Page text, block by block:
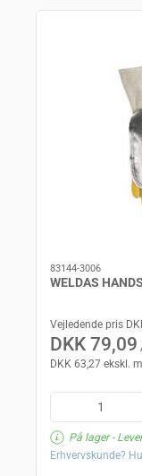
83144-3006
WELDAS
Vejledende pris
DKK 79,09
DKK 63,27 ekskl.
På lager-
Erhvervskunde?